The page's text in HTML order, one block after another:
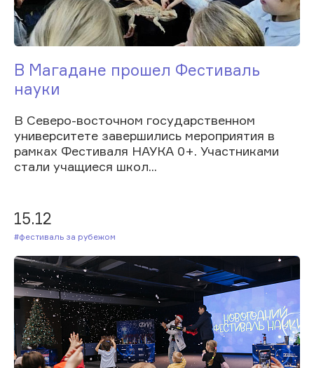
В Магадане прошел Фестиваль
науки
В Северо-восточном государственном
университете завершились мероприятия в
рамках Фестиваля НАУКА 0+. Участниками
стали учащиеся школ...
15.12
#Фестиваль за рубежом